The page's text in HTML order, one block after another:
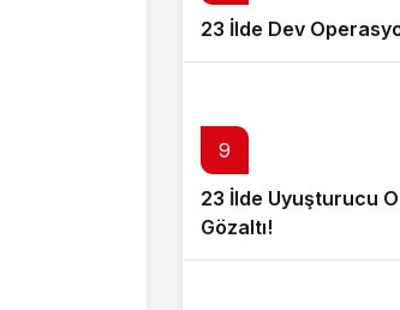
23 İlde Dev
9
23 İlde Uyuşturucu
Gözaltı!